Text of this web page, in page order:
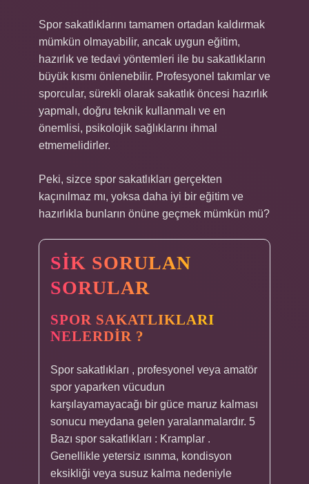
Spor sakatlıklarını tamamen ortadan kaldırmak
mümkün olmayabilir, ancak uygun eğitim,
hazırlık ve tedavi yöntemleri ile bu sakatlıkların
büyük kısmı önlenebilir. Profesyonel takımlar ve
sporcular, sürekli olarak sakatlık öncesi hazırlık
yapmalı, doğru teknik kullanmalı ve en
önemlisi, psikolojik sağlıklarını ihmal
etmemelidirler.
Peki, sizce spor sakatlıkları gerçekten
kaçınılmaz mı, yoksa daha iyi bir eğitim ve
hazırlıkla bunların önüne geçmek mümkün mü?
SIK SORULAN
SORULAR
SPOR SAKATLIKLARI
NELERDIR ?
Spor sakatlıkları , profesyonel veya amatör
spor yaparken vücudun
karşılayamayacağı bir güce maruz kalması
sonucu meydana gelen yaralanmalardır. 5
Bazı spor sakatlıkları : Kramplar .
Genellikle yetersiz ısınma, kondisyon
eksikliği veya susuz kalma nedeniyle